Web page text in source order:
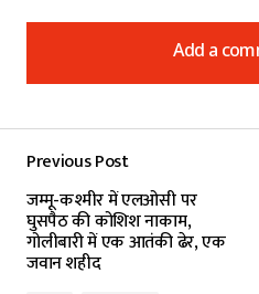
Add a
Add a
Required fields are
Comment
Previous Post
जम्मू-कश्मीर में एलओसी पर
घुसपैठ की कोशिश नाकाम,
गोलीबारी में एक आतंकी ढेर, एक
जवान शहीद